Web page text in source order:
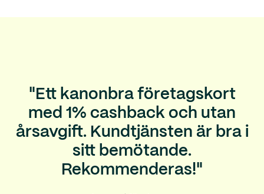
"Ett kanonbra företagskort
med 1% cashback och utan
årsavgift. Kundtjänsten är bra i
sitt bemötande.
Rekommenderas!"